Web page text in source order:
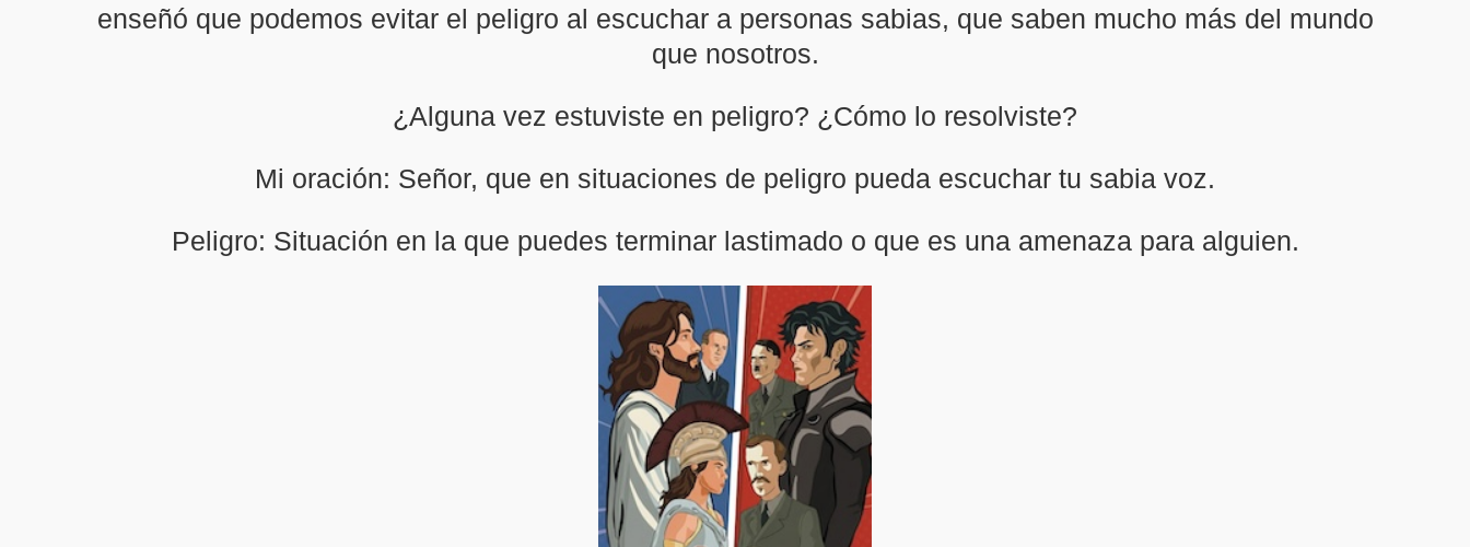
enseñó que podemos evitar el peligro al escuchar a personas sabias, que saben mucho más del mundo
que nosotros.
¿Alguna vez estuviste en peligro? ¿Cómo lo resolviste?
Mi oración: Señor, que en situaciones de peligro pueda escuchar tu sabia voz.
Peligro: Situación en la que puedes terminar lastimado o que es una amenaza para alguien.